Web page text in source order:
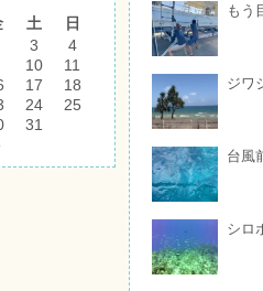
土
日
3
4
10
11
17
18
24
25
31
もう
ジワ
台風
シロ